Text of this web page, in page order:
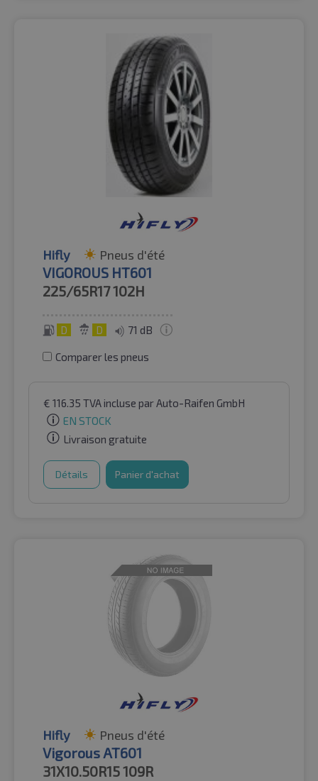
Hifly Pneus d'été
VIGOROUS HT601
225/65R17102H
D D 71 dB
Comparer les pneus
€ 116.35 TVA incluse par Auto-Raifen GmbH
EN STOCK
Livraison gratuite
Détails Panier d'achat
Hifly Pneus d'été
Vigorous AT601
31X10.50R15109R